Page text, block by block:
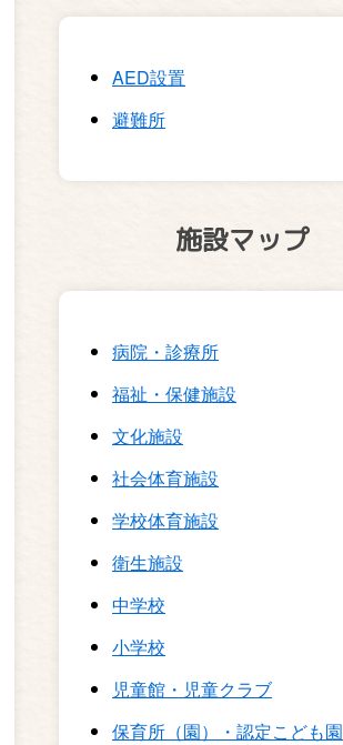
AED設置
避難所
施設マップ
病院・診療所
福祉・保健施設
文化施設
社会体育施設
学校体育施設
衛生施設
中学校
小学校
児童館・児童クラブ
保育所（園）・認定こども園